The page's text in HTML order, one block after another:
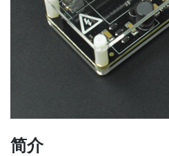
简介